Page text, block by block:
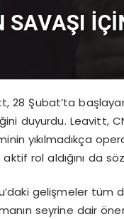
Şubat’ta
duyurdu. Leavitt,
yıkılmadıkça
rol aldığını da
gelişmeler tüm
seyrine dair